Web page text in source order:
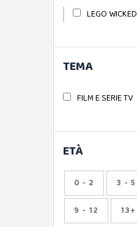
LEGO WICKED
TEMA
FILM E SERIE TV
ETÀ
0 - 2 3 - 5
9 - 12 13+